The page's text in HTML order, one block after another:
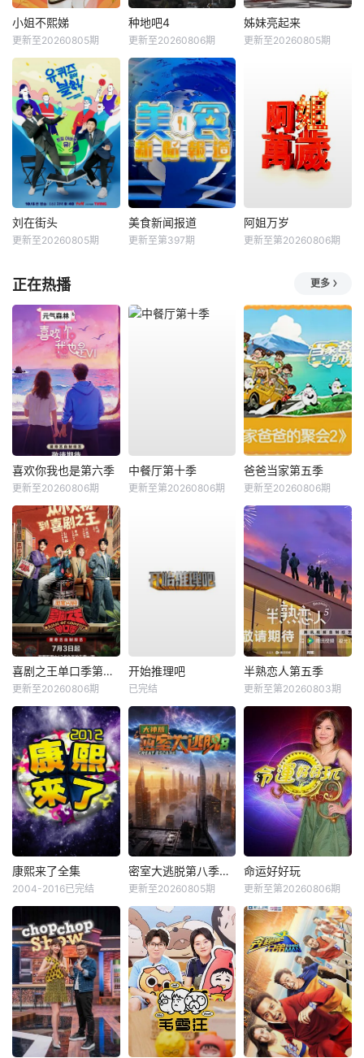
小姐不熙娣
更新至20260805期
种地吧4
更新至20260806期
姊妹亮起来
更新至20260805期
刘在街头
更新至20260805期
美食新闻报道
更新至第397期
阿姐万岁
更新至第20260806期
正在热播 更多
喜欢你我也是第六季
更新至20260806期
中餐厅第十季
更新至第20260806期
爸爸当家第五季
更新至20260806期
喜剧之王单口季第三季
更新至20260806期
开始推理吧
已完结
半熟恋人第五季
更新至第20260803期
康熙来了全集
2004-2016已完结
密室大逃脱第八季大神版
更新至20260805期
命运好好玩
更新至第20260806期